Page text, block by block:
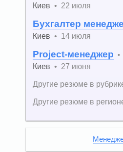
Киев • 22 июля
Бухгалтер
Киев • 14 июля
Project-менеджер •
Киев • 27 июня
Другие резюме в
Другие резюме в